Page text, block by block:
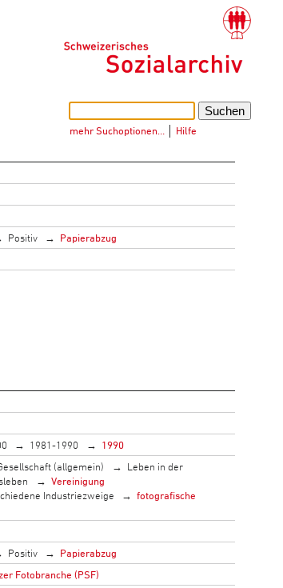
mehr Suchoptionen… Hilfe
Positiv
Papierabzug
1981-1990
1990
(allgemein)
Leben in der
Vereinigung
Industriezweige
fotografische
Positiv
Papierabzug
Fotobranche (PSF)